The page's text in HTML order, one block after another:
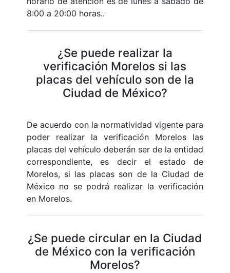
8:00 a 20:00 horas..
¿Se puede realizar la
verificación Morelos si las
placas del vehículo son de la
Ciudad de México?
De acuerdo con la normatividad vigente para
poder realizar la verificación Morelos las
placas del vehículo deberán ser de la entidad
correspondiente, es decir el estado de
Morelos, si las placas son de la Ciudad de
México no se podrá realizar la verificación
en Morelos.
¿Se puede circular en la Ciudad
de México con la verificación
Morelos?